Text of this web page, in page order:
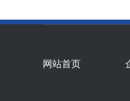
网站首页